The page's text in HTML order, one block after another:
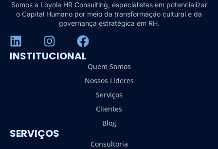
Somos a Loyola HR Consulting, especialistas em potencializar
o Capital Humano por meio da transformação cultural e da
governança estratégica em RH.
INSTITUCIONAL
Quem Somos
Nossos Líderes
Serviços
Clientes
Blog
SERVIÇOS
Consultoria